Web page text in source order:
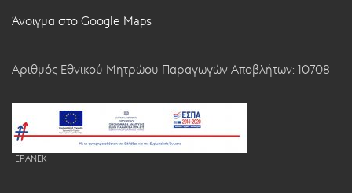
Άνοιγμα στο Google Maps
Αριθμός Εθνικού Μητρώου Παραγωγών Αποβλήτων: 10708
EPANEK